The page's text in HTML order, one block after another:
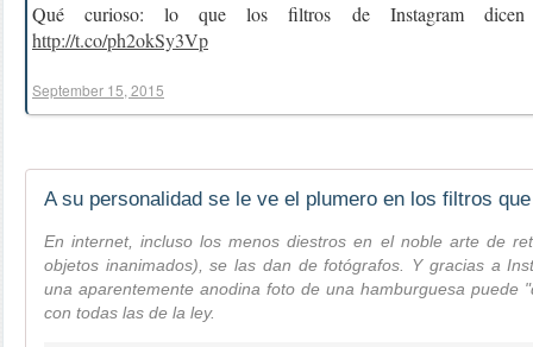
Qué curioso: lo que los filtros de Instagram dicen
http://t.co/ph2okSy3Vp
September 15, 2015
En internet, incluso los menos diestros en el noble arte de
objetos inanimados), se las dan de fotógrafos. Y gracias a
una aparentemente anodina foto de una hamburguesa puede
con todas las de la ley.